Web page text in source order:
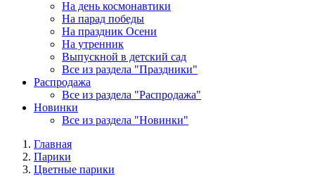
На день космонавтики
На парад победы
На праздник Осени
На утренник
Выпускной в детский сад
Все из раздела "Праздники"
Распродажа
Все из раздела "Распродажа"
Новинки
Все из раздела "Новинки"
Главная
Парики
Цветные парики